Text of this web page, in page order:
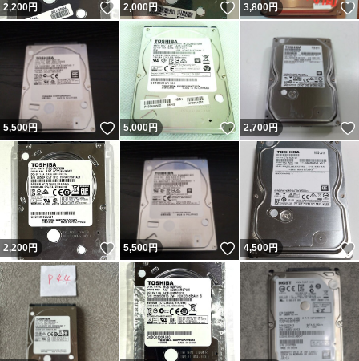
2,200円 いいね！
2,000円 いいね！
3,800円
5,500円 いいね！
5,000円 いいね！
2,700円
2,200円 いいね！
5,500円 いいね！
4,500円